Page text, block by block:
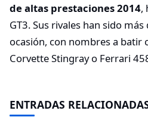
de altas prestaciones 2014,
GT3. Sus rivales han sido
ocasión, con nombres a batir
Corvette Stingray o Ferrari
ENTRADAS